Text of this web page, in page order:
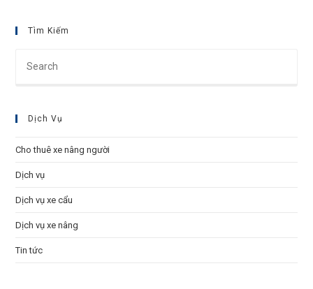
Tìm Kiếm
Dịch Vụ
Cho thuê xe nâng người
Dịch vụ
Dịch vụ xe cẩu
Dịch vụ xe nâng
Tin tức